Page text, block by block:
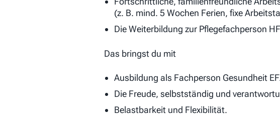
(z. B. mind. 5 Wochen Ferien, fixe
Die Weiterbildung zur Pflegefachperson
Das bringst du mit
Ausbildung als Fachperson Gesundheit
Die Freude, selbstständig und
Belastbarkeit und Flexibilität.